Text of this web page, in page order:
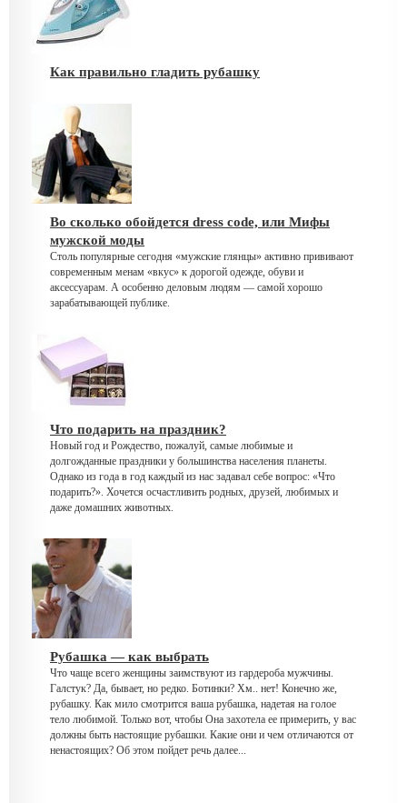
Как правильно гладить рубашку
Во сколько обойдется dress code, или Мифы
мужской моды
Столь популярные сегодня «мужские глянцы» активно прививают
современным менам «вкус» к дорогой одежде, обуви и
аксессуарам. А особенно деловым людям — самой хорошо
зарабатывающей публике.
Что подарить на праздник?
Новый год и Рождество, пожалуй, самые любимые и
долгожданные праздники у большинства населения планеты.
Однако из года в год каждый из нас задавал себе вопрос: «Что
подарить?». Хочется осчастливить родных, друзей, любимых и
даже домашних животных.
Рубашка — как выбрать
Что чаще всего женщины заимствуют из гардероба мужчины.
Галстук? Да, бывает, но редко. Ботинки? Хм.. нет! Конечно же,
рубашку. Как мило смотрится ваша рубашка, надетая на голое
тело любимой. Только вот, чтобы Она захотела ее примерить, у вас
должны быть настоящие рубашки. Какие они и чем отличаются от
ненастоящих? Об этом пойдет речь далее...